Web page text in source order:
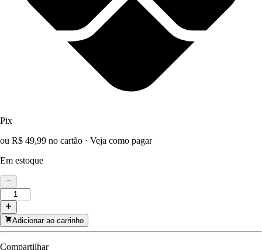
Pix
ou R$ 49,99 no cartão · Veja como pagar
Em estoque
Adicionar ao carrinho
Compartilhar